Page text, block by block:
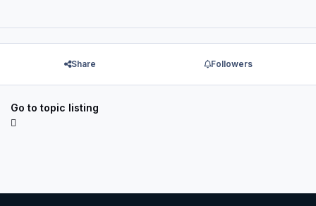
Share Followers
Go to topic listing